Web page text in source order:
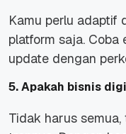
Kamu perlu adaptif
platform saja.
update dengan
5. Apakah bisnis
Tidak harus